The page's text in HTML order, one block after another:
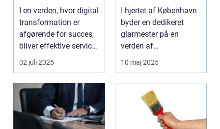
service
management
I en verden, hvor digital
transformation er
afgørende for succes,
bliver effektive service
ma...
02 juli 2025
glasløsninger
I hjertet af København
byder en dedikeret
glarmester på en
verden af
glasløsning...
10 maj 2025